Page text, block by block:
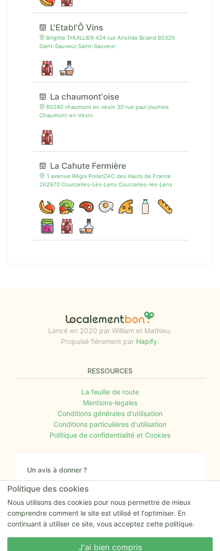
L'Etabl'Ô Vins
Brigitte THUILLIER 424 rue Aristide Briand 60320
Saint-Sauveur Saint-Sauveur
La chaumont'oise
60240 chaumont en vexin 30 rue paul journee
Chaumont-en-Vexin
La Cahute Fermière
1 avenue Régis PolletZAC des Hauts de France
262970 Courcelles-Lès-Lens Courcelles-lès-Lens
Lancé en 2020 par William et Mathieu.
Propulsé fièrement par Hapify.
RESSOURCES
La feuille de route
Mentions-legales
Conditions générales d'utilisation
Conditions particulières d'utilisation
Politique de confidentialité et Cookies
Un avis à donner ?
Donnez nous votre avis sur le site ou proposez
nous tout simplement vos nouvelles idées.
Nous écrire
Politique des cookies
Nous utilisons des cookies pour nous permettre de mieux
comprendre comment le site est utilisé et l'optimiser. En
continuant à utiliser ce site, vous acceptez cette politique.
J'ai bien compris